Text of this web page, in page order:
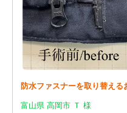
防水ファスナーを取り替える
富山県 高岡市 Ｔ 様